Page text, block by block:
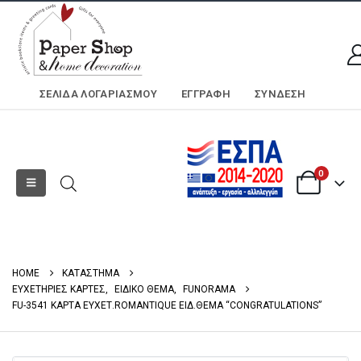
ΣΕΛΊΔΑ ΛΟΓΑΡΙΑΣΜΟΎ ΕΓΓΡΑΦΗ ΣΎΝΔΕΣΗ
0
HOME
ΚΑΤΑΣΤΗΜΑ
ΕΥΧΕΤΗΡΙΕΣ ΚΑΡΤΕΣ
ΕΙΔΙΚΟ ΘΕΜΑ
FUNORAMA
FU-3541 ΚΑΡΤΑ ΕΥΧΕΤ.ROMANTIQUE ΕΙΔ.ΘΕΜΑ “CONGRATULATIONS”